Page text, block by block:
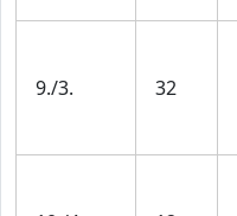
9./3. 32